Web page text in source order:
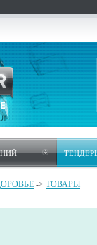
-> ТОВАРЫ